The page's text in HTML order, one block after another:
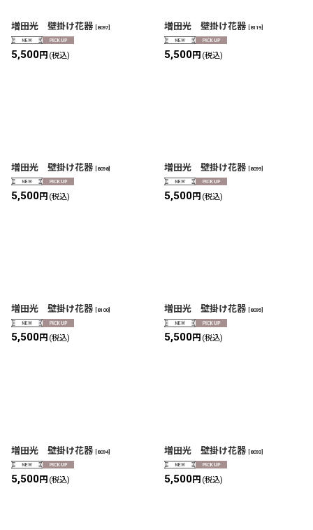
増田光 壁掛け花器 8097
5,500円 (税込)
増田光 壁掛け花器 8119
5,500円 (税込)
増田光 壁掛け花器 8098]
5,500円 (税込)
増田光 壁掛け花器 8099
5,500円 (税込)
増田光 壁掛け花器 8100]
5,500円 (税込)
増田光 壁掛け花器 8095
5,500円 (税込)
増田光 壁掛け花器 [8094]
5,500円 (税込)
増田光 壁掛け花器 [8093]
5,500円 (税込)